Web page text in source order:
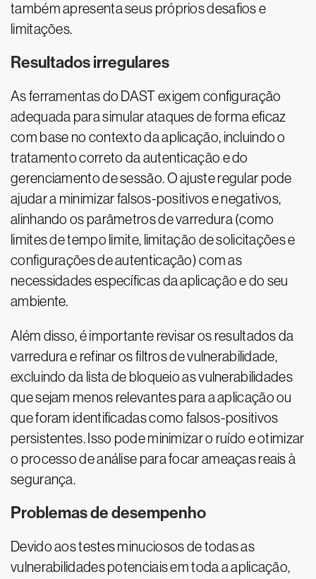
também apresenta seus próprios desafios e
limitações.
Resultados irregulares
As ferramentas do DAST exigem configuração
adequada para simular ataques de forma eficaz
com base no contexto da aplicação, incluindo o
tratamento correto da autenticação e do
gerenciamento de sessão. O ajuste regular pode
ajudar a minimizar falsos-positivos e negativos,
alinhando os parâmetros de varredura (como
limites de tempo limite, limitação de solicitações e
configurações de autenticação) com as
necessidades específicas da aplicação e do seu
ambiente.
Além disso, é importante revisar os resultados da
varredura e refinar os filtros de vulnerabilidade,
excluindo da lista de bloqueio as vulnerabilidades
que sejam menos relevantes para a aplicação ou
que foram identificadas como falsos-positivos
persistentes. Isso pode minimizar o ruído e otimizar
o processo de análise para focar ameaças reais à
segurança.
Problemas de desempenho
Devido aos testes minuciosos de todas as
vulnerabilidades potenciais em toda a aplicação,